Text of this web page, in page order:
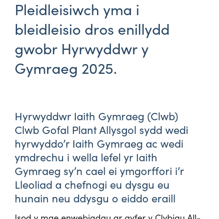
Pleidleisiwch yma i
bleidleisio dros enillydd
gwobr Hyrwyddwr y
Gymraeg 2025.
Hyrwyddwr Iaith Gymraeg (Clwb)
Clwb Gofal PlantAllysgol sydd wedi
hyrwyddo’r Iaith Gymraeg ac wedi
ymdrechu i wella lefel yr Iaith
Gymraeg sy’n cael ei ymgorffori i’r
Lleoliad a chefnogi eu dysgu eu
hunain neu ddysgu o eiddo eraill